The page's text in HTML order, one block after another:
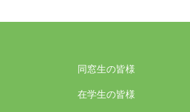
同窓生の皆様
在学生の皆様